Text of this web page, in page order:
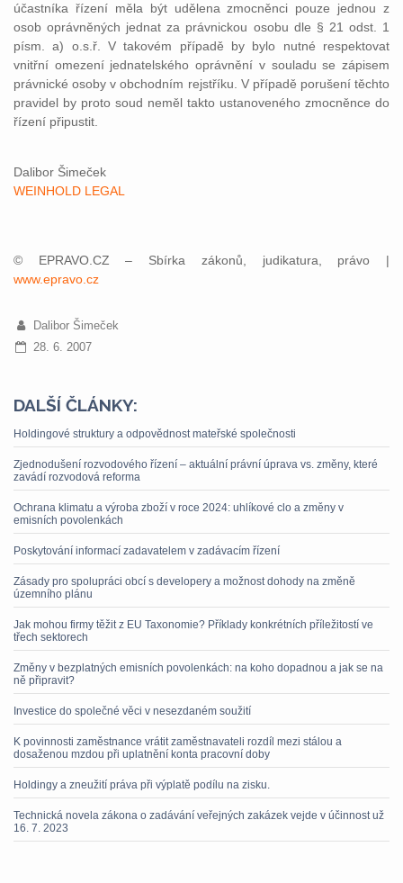
účastníka řízení měla být udělena zmocněnci pouze jednou z
osob oprávněných jednat za právnickou osobu dle § 21 odst. 1
písm. a) o.s.ř. V takovém případě by bylo nutné respektovat
vnitřní omezení jednatelského oprávnění v souladu se zápisem
právnické osoby v obchodním rejstříku. V případě porušení těchto
pravidel by proto soud neměl takto ustanoveného zmocněnce do
řízení připustit.
Dalibor Šimeček
WEINHOLD LEGAL
© EPRAVO.CZ – Sbírka zákonů, judikatura, právo |
www.epravo.cz
Dalibor Šimeček
28. 6. 2007
DALŠÍ ČLÁNKY:
Holdingové struktury a odpovědnost mateřské společnosti
Zjednodušení rozvodového řízení – aktuální právní úprava vs. změny, které
zavádí rozvodová reforma
Ochrana klimatu a výroba zboží v roce 2024: uhlíkové clo a změny v
emisních povolenkách
Poskytování informací zadavatelem v zadávacím řízení
Zásady pro spolupráci obcí s developery a možnost dohody na změně
územního plánu
Jak mohou firmy těžit z EU Taxonomie? Příklady konkrétních příležitostí ve
třech sektorech
Změny v bezplatných emisních povolenkách: na koho dopadnou a jak se na
ně připravit?
Investice do společné věci v nesezdaném soužití
K povinnosti zaměstnance vrátit zaměstnavateli rozdíl mezi stálou a
dosaženou mzdou při uplatnění konta pracovní doby
Holdingy a zneužití práva při výplatě podílu na zisku.
Technická novela zákona o zadávání veřejných zakázek vejde v účinnost už
16. 7. 2023